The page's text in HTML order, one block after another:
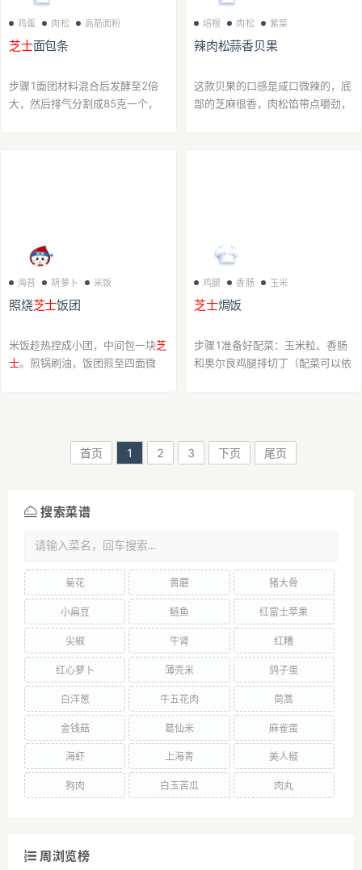
鸡蛋 肉松 高筋面粉
芝士面包条
步骤1面团材料混合后发酵至2倍
大，然后排气分割成85克一个，
培根 肉松 紫菜
辣肉松蒜香贝果
这款贝果的口感是咸口微辣的，底
部的芝麻很香，肉松馅带点嚼劲，
海苔 胡萝卜 米饭
照烧芝士饭团
米饭趁热捏成小团，中间包一块芝
士。煎锅刷油，饭团煎至四面微
鸡腿 香肠 玉米
芝士焗饭
步骤1准备好配菜：玉米粒、香肠
和奥尔良鸡腿排切丁（配菜可以依
首页 1 2 3 下页 尾页
搜索菜谱
菊花 黄蘑 猪大骨
小扁豆 鲢鱼 红富士苹果
尖椒 牛肾 红糟
红心萝卜 薄壳米 鸽子蛋
白洋葱 牛五花肉 茼蒿
金钱菇 葛仙米 麻雀蛋
海虾 上海青 美人椒
狗肉 白玉苦瓜 肉丸
周浏览榜